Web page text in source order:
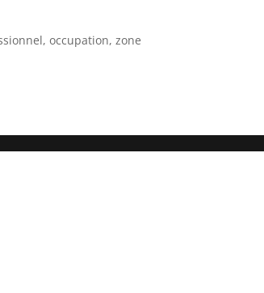
occupation, zone